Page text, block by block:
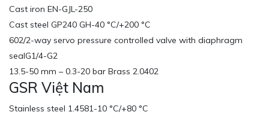
Cast iron EN-GJL-250
Cast steel GP240 GH-40 °C/+200 °C
602/2-way servo pressure controlled valve with diaphragm
sealG1/4-G2
13.5-50 mm – 0.3-20 bar Brass 2.0402
GSR Việt Nam
Stainless steel 1.4581-10 °C/+80 °C